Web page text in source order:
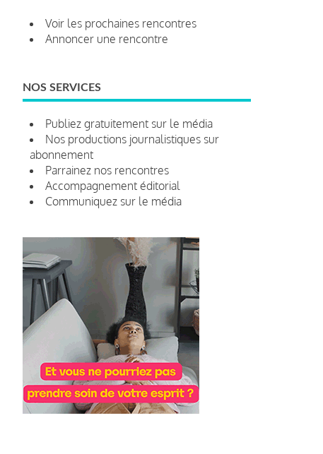
Voir les prochaines rencontres
Annoncer une rencontre
NOS SERVICES
Publiez gratuitement sur le média
Nos productions journalistiques sur
abonnement
Parrainez nos rencontres
Accompagnement éditorial
Communiquez sur le média